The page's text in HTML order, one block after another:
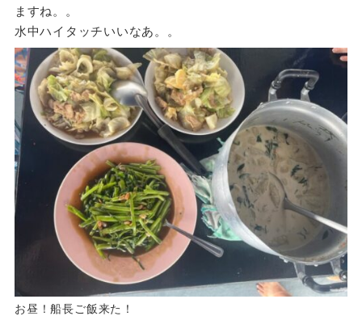
ますね。。
水中ハイタッチいいなあ。。
お昼！船長ご飯来た！